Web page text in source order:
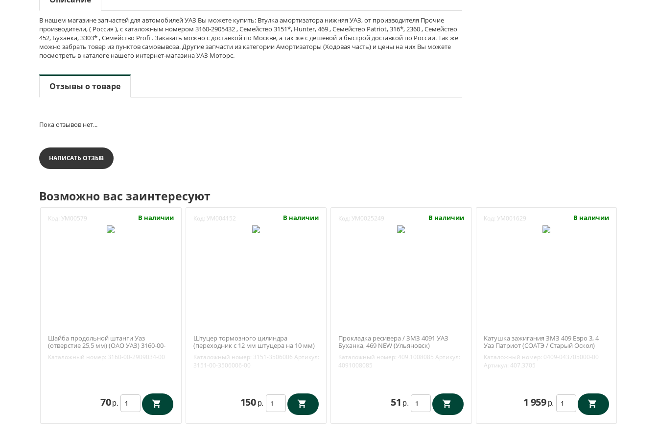
В нашем магазине запчастей для автомобилей УАЗ Вы можете купить: Втулка амортизатора нижняя УАЗ, от производителя Прочие
производители, ( Россия ), с каталожным номером 3160-2905432 , Семейство 3151*, Hunter, 469 , Семейство Patriot, 316*, 2360 , Семейство
452, Буханка, 3303* , Семейство Profi . Заказать можно с доставкой по Москве, а так же с дешевой и быстрой доставкой по России. Так же
можно забрать товар из пунктов самовывоза. Другие запчасти из категории Амортизаторы (Ходовая часть) и цены на них Вы можете
посмотреть в каталоге нашего интернет-магазина УАЗ Моторс.
Отзывы о товаре
Пока отзывов нет...
НАПИСАТЬ ОТЗЫВ
Возможно вас заинтересуют
Код: УМ00579 В наличии
Шайба продольной штанги Уаз
(отверстие 25,5 мм) (ОАО УАЗ) 3160-00-
Каталожный номер: 3160-00-2909034-00
70 р.
Код: УМ004152 В наличии
Штуцер тормозного цилиндра
(переходник с 12 мм штуцера на 10 мм)
Каталожный номер: 3151-3506006 Артикул:
3151-00-3506006-00
150 р.
Код: УМ0025249 В наличии
Прокладка ресивера / ЗМЗ 4091 УАЗ
Буханка, 469 NEW (Ульяновск)
Каталожный номер: 409.1008085 Артикул:
4091008085
51 р.
Код: УМ001629 В наличии
Катушка зажигания ЗМЗ 409 Евро 3, 4
Уаз Патриот (СОАТЭ / Старый Оскол)
Каталожный номер: 0409-043705000-00
Артикул: 407.3705
1 959 р.